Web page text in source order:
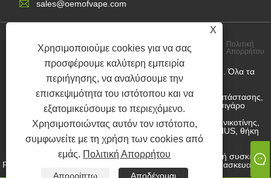
X
Χρησιμοποιούμε cookies για να σας
προσφέρουμε καλύτερη εμπειρία
περιήγησης, να αναλύσουμε την
επισκεψιμότητα του ιστότοπου και να
εξατομικεύσουμε το περιεχόμενο.
Χρησιμοποιώντας αυτόν τον ιστότοπο,
συμφωνείτε με τη χρήση των cookies από
εμάς. Πολιτική Απορρήτου
Απορρίπτω Αποδέχομαι
sales@oemofvape.com
Links Sitemap RSS
Πολιτική
Απορρήτου
Copyright © 2022 Aplus Precision Technology Co., Ltd. Όλα τα
δικαιώματα διατηρούνται.
Κατασκευαστής κασέτας της Κίνας, Συσκευή POD αντικατάστασης,
Vape Vape, εργοστάσιο OEM VAPE, Ηλεκτρονικό τσιγάρο
Ο χονδρέμπορος θήκης νικοτίνης, προμηθευτής θήκης νικοτίνης,
εργοστάσιο θήκης νικοτίνης OEM, εργοστάσιο OEM SNUS, θήκη
νικοτίνης, Predilled Pod,
Επαναπληρωμένη συσκευή POD, σύστημα POD, κλειστή συσκευή
POD, Open POD Kit, E-Liquid, E-chuice, ηλεκτρονικός κατασκευαστής
υγρών τσιγάρων, προμηθευτής SNUS.